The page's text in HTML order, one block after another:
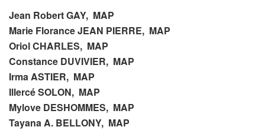
Jean Robert GAY, MAP
Marie Florance JEAN PIERRE, MAP
Oriol CHARLES, MAP
Constance DUVIVIER, MAP
Irma ASTIER, MAP
Illercé SOLON, MAP
Mylove DESHOMMES, MAP
Tayana A. BELLONY, MAP